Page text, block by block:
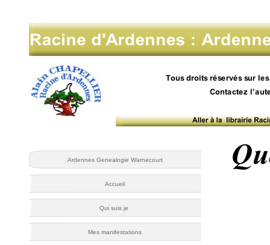
Ardennes Genealogie Warnecourt
Accueil
Qui suis je
Mes manifestations